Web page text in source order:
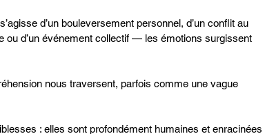
d’un bouleversement personnel, d’un conflit au
ou d’un événement collectif — les émotions surgissent
nous traversent, parfois comme une vague
: elles sont profondément humaines et enracinées